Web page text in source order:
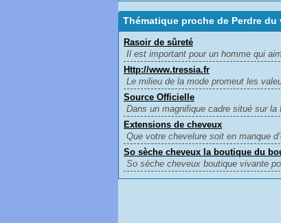
Thématique proche de Perdre du
Rasoir de sûreté
Il est important pour un homme qui
Http://www.tressia.fr
Le milieu de la mode promeut les
Source Officielle
Dans un magnifique cadre situé sur la
Extensions de cheveux
Que votre chevelure soit en manque
So sèche cheveux la boutique du
So sèche cheveux boutique vivante